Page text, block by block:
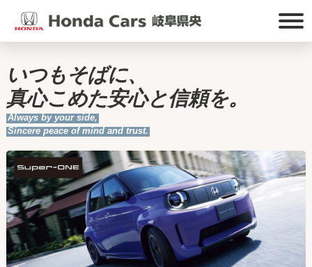
いつもそばに、
真心こめた安心と信頼を。
Always by your side,
Sincere peace of mind and trust.